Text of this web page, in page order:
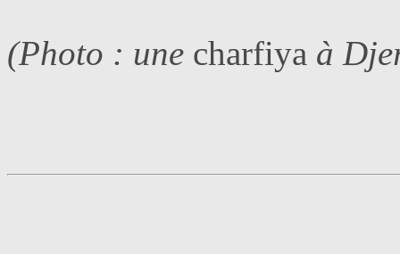
(Photo : une charfiya à